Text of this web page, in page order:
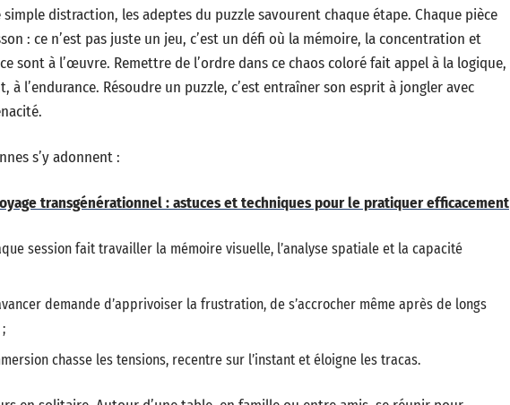
distraction, les adeptes du puzzle savourent chaque étape. Chaque pièce
: ce n’est pas juste un jeu, c’est un défi où la mémoire, la concentration et
sont à l’œuvre. Remettre de l’ordre dans ce chaos coloré fait appel à la logique,
l’endurance. Résoudre un puzzle, c’est entraîner son esprit à jongler avec
s’y adonnent :
transgénérationnel : astuces et techniques pour le pratiquer efficacement
session fait travailler la mémoire visuelle, l’analyse spatiale et la capacité
demande d’apprivoiser la frustration, de s’accrocher même après de longs
chasse les tensions, recentre sur l’instant et éloigne les tracas.